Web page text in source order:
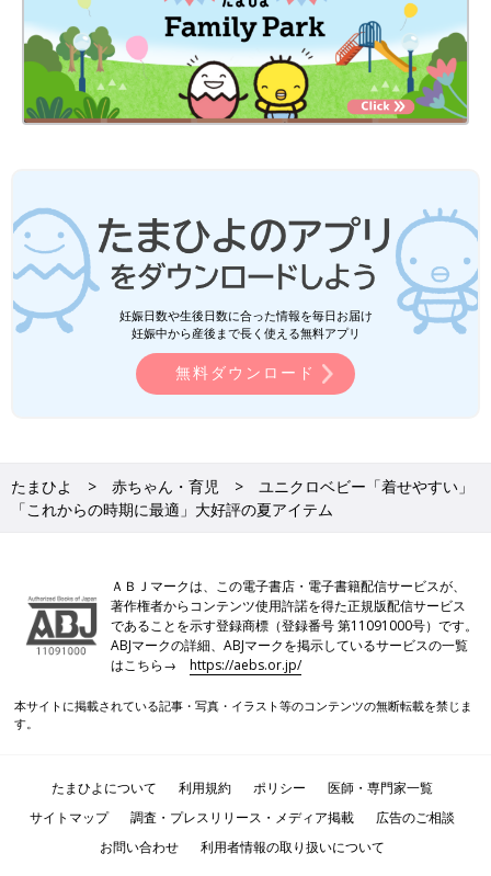
妊娠日数や生後日数に合った情報を毎日お届け
妊娠中から産後まで長く使える無料アプリ
無料ダウンロード
たまひよ 赤ちゃん・育児
ユニクロベビー「着せやすい」
「これからの時期に最適」大好評の夏アイテム
ＡＢＪマークは、この電子書店・電子書籍配信サービスが、
著作権者からコンテンツ使用許諾を得た正規版配信サービス
であることを示す登録商標（登録番号 第11091000号）です。
ABJマークの詳細、ABJマークを掲示しているサービスの一覧
はこちら→https://aebs.or.jp/
本サイトに掲載されている記事・写真・イラスト等のコンテンツの無断転載を禁じま
す。
たまひよについて 利用規約 ポリシー
医師・専門家一覧
サイトマップ
調査・プレスリリース・メディア掲載
広告のご相談
お問い合わせ
利用者情報の取り扱いについて